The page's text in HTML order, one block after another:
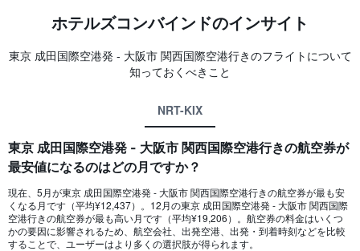
ホテルズコンバインド​のインサイト
東京 成田国際空港​発 - 大阪市 関西国際空港​行きのフライトについて
知っておくべきこと
NRT-KIX
東京 成田国際空港発 - 大阪市 関西国際空港行きの航空券が
最安値になるのはどの月ですか？
現在、5月が東京 成田国際空港​発 - 大阪市 関西国際空港​行きの航空券が最も安
くなる月です（平均¥12,437）。12月​の東京 成田国際空港​発 - 大阪市 関西国際
空港​行き​の航空券が最も高い月です（平均¥19,206）。航空券の料金はいくつ
かの要因に影響されるため、航空会社、出発空港、出発・到着時刻などを比較
することで、ユーザーはより多くの選択肢が得られます。